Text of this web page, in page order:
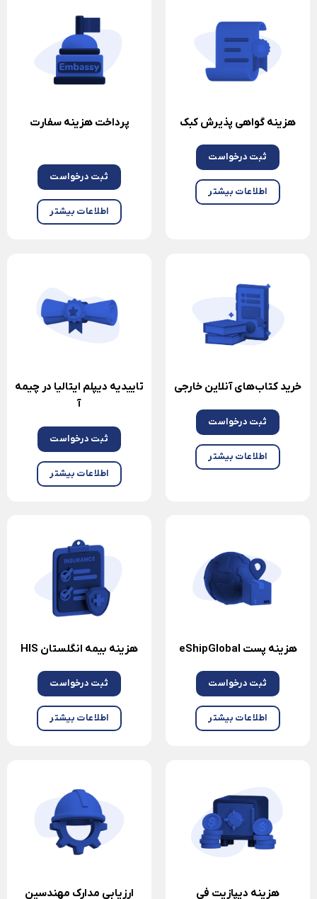
هزینه گواهی پذیرش کبک
ثبت درخواست
اطلاعات بیشتر
پرداخت هزینه سفارت
ثبت درخواست
اطلاعات بیشتر
خرید کتاب‌های آنلاین خارجی
ثبت درخواست
اطلاعات بیشتر
تاییدیه دیپلم ایتالیا در چیمه
آ
ثبت درخواست
اطلاعات بیشتر
هزینه پست eShipGlobal
ثبت درخواست
اطلاعات بیشتر
هزینه بیمه انگلستان HIS
ثبت درخواست
اطلاعات بیشتر
هزینه دیپازیت فی
ارزیابی مدارک مهندسین